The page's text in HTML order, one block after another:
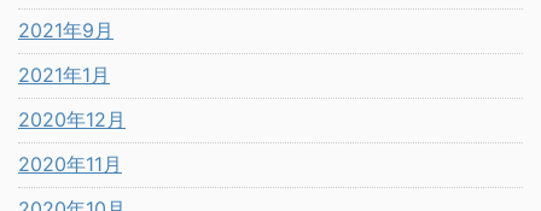
2021年9月
2021年1月
2020年12月
2020年11月